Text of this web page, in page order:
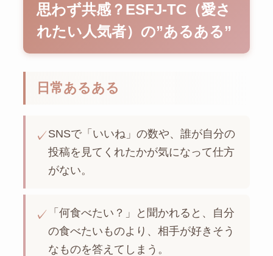
思わず共感？ESFJ-TC（愛さ
れたい人気者）の”あるある”
日常あるある
✓ SNSで「いいね」の数や、誰が自分の
投稿を見てくれたかが気になって仕方
がない。
✓
「何食べたい？」と聞かれると、自分
の食べたいものより、相手が好きそう
なものを答えてしまう。